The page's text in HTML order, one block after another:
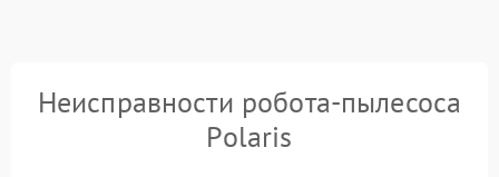
Неисправности робота-пылесоса
Polaris